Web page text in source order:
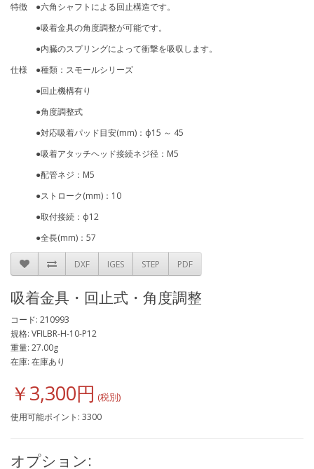
特徴 ●六角シャフトによる回止構造です。
●吸着金具の角度調整が可能です。
●内臓のスプリングによって衝撃を吸収します。
仕様 ●種類：スモールシリーズ
●回止機構有り
●角度調整式
●対応吸着パッド目安(mm)：ф15 ～ 45
●吸着アタッチヘッド接続ネジ径：M5
●配管ネジ：M5
●ストローク(mm)：10
●取付接続：ф12
●全長(mm)：57
DXF IGES STEP PDF
吸着金具・回止式・角度調整
コード: 210993
規格: VFILBR-H-10-P12
重量: 27.00g
在庫: 在庫あり
￥3,300円
使用可能ポイント: 3300
オプション: